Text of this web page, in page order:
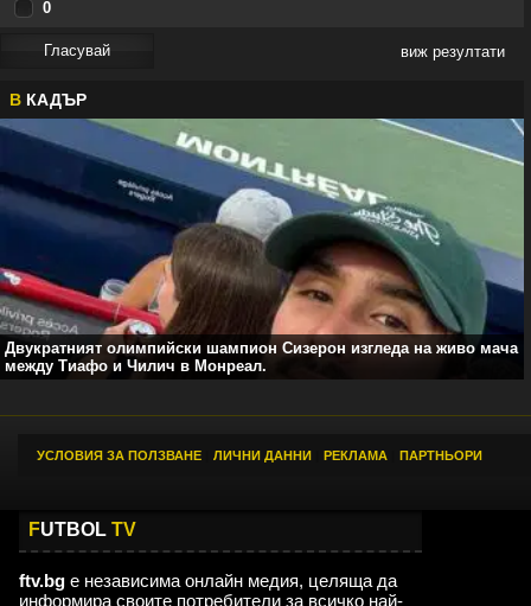
0
виж резултати
В КАДЪР
Двукратният олимпийски шампион Сизерон изгледа на живо мача
между Тиафо и Чилич в Монреал.
УСЛОВИЯ ЗА ПОЛЗВАНЕ ЛИЧНИ ДАННИ РЕКЛАМА ПАРТНЬОРИ
FUTBOL TV
ftv.bg е независима онлайн медия, целяща да
информира своите потребители за всичко най-